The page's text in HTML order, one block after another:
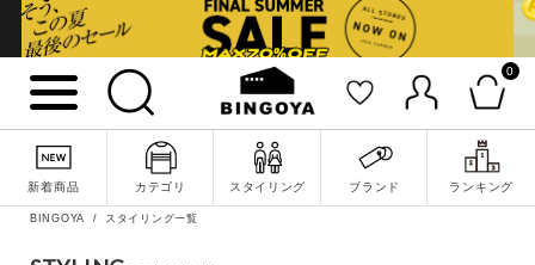
0
新着商品 カテゴリ スタイリング ブランド ランキング
詳細検索
BINGOYA スタイリング一覧